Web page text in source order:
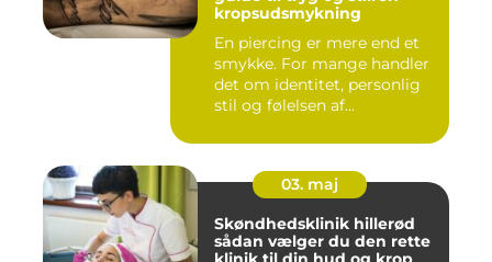
kropsudsmykning
En piercing er mere end et
smykke. For mange handler
det om identitet, personlig
stil og følelsen af...
03. maj
Skøndhedsklinik hillerød
sådan vælger du den rette